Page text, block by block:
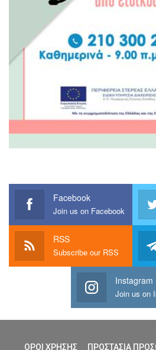
Facebook
Join us on Facebook
RSS
Subscribe our RSS
Instagram
Join us on
ΟΡΟΙ ΧΡΗΣΗΣ ΠΡΟΣΤΑΣΙΑ